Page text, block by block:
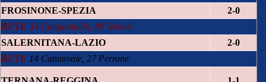
FROSINONE-SPEZIA
2-0
RETI: 34 Cangianiello, 89 Selvini
SALERNITANA-LAZIO
2-0
RETI: 14 Cannavale, 27 Perrone